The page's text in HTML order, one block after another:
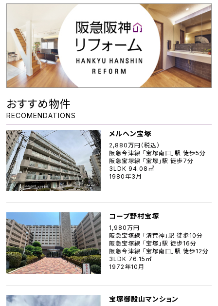
おすすめ物件
RECOMENDATIONS
メルヘン宝塚
2,880万円（税込）
阪急今津線 「宝塚南口」駅 徒歩5分
阪急宝塚線 「宝塚」駅 徒歩7分
3LDK 94.08㎡
1980年3月
コープ野村宝塚
1,980万円
阪急宝塚線 「清荒神」駅 徒歩10分
阪急宝塚線 「宝塚」駅 徒歩16分
阪急今津線 「宝塚南口」駅 徒歩12分
3LDK 76.15㎡
1972年10月
宝塚御殿山マンション